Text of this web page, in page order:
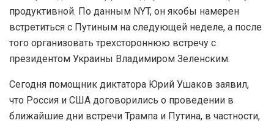
продуктивной. По данным NYT, он якобы намерен
встретиться с Путиным на следующей неделе, а после
того организовать трехстороннюю встречу с
президентом Украины Владимиром Зеленским.
Сегодня помощник диктатора Юрий Ушаков заявил,
что Россия и США договорились о проведении в
ближайшие дни встречи Трампа и Путина, в частности,